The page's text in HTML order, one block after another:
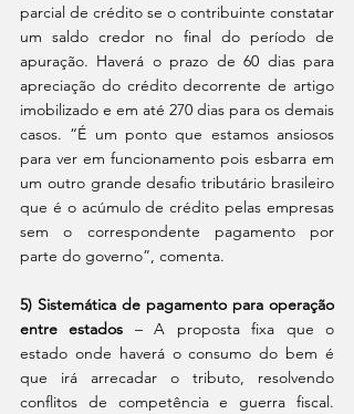
parcial de crédito se o contribuinte constatar
um saldo credor no final do período de
apuração. Haverá o prazo de 60 dias para
apreciação do crédito decorrente de artigo
imobilizado e em até 270 dias para os demais
casos. “É um ponto que estamos ansiosos
para ver em funcionamento pois esbarra em
um outro grande desafio tributário brasileiro
que é o acúmulo de crédito pelas empresas
sem o correspondente pagamento por
parte do governo”, comenta.
5) Sistemática de pagamento para operação
entre estados – A proposta fixa que o
estado onde haverá o consumo do bem é
que irá arrecadar o tributo, resolvendo
conflitos de competência e guerra fiscal.